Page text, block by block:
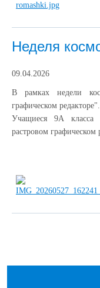
Неделя
09.04.2026
В рамках недели
графическом редакторе".
Учащиеся 9А класса
растровом графическом